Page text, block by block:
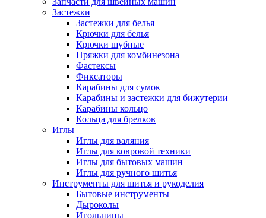
Застежки
Застежки для белья
Крючки для белья
Крючки шубные
Пряжки для комбинезона
Фастексы
Фиксаторы
Карабины для сумок
Карабины и застежки для бижутерии
Карабины кольцо
Кольца для брелков
Иглы
Иглы для валяния
Иглы для ковровой техники
Иглы для бытовых машин
Иглы для ручного шитья
Инструменты для шитья и рукоделия
Бытовые инструменты
Дыроколы
Игольницы